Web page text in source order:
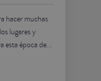
hacer muchas
lugares y
esta época de...